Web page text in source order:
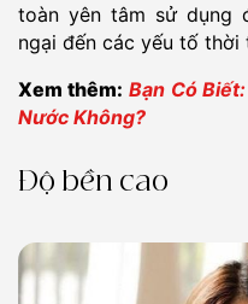
toàn yên tâm sử dụng
ngại đến các yếu tố
Xem thêm: Bạn Có
Nước Không?
Độ bền cao